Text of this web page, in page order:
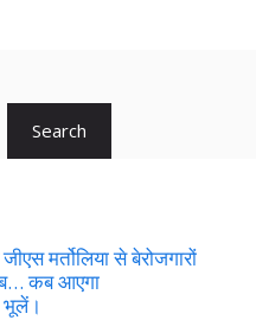
Search
मर्तोलिया से बेरोजगारों
कब आएगा
भूलें।